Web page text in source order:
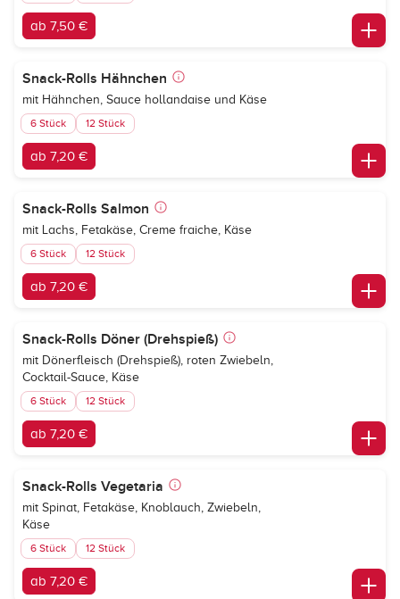
ab 7,50 €
Snack-Rolls Hähnchen
mit Hähnchen, Sauce hollandaise und Käse
6 Stück 12 Stück
ab 7,20 €
Snack-Rolls Salmon
mit Lachs, Fetakäse, Creme fraiche, Käse
6 Stück 12 Stück
ab 7,20 €
Snack-Rolls Döner (Drehspieß)
mit Dönerfleisch (Drehspieß), roten Zwiebeln,
Cocktail-Sauce, Käse
6 Stück 12 Stück
ab 7,20 €
Snack-Rolls Vegetaria
mit Spinat, Fetakäse, Knoblauch, Zwiebeln,
Käse
6 Stück 12 Stück
ab 7,20 €